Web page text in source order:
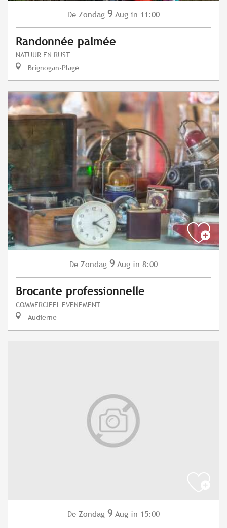
De Zondag 9 Aug in 11:00
Randonnée palmée
NATUUR EN RUST
Brignogan-Plage
De Zondag 9 Aug in 8:00
Brocante professionnelle
COMMERCIEEL EVENEMENT
Audierne
De Zondag 9 Aug in 15:00